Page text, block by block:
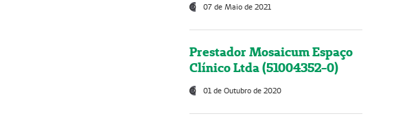
07 de Maio de 2021
Prestador Mosaicum Espaço
Clínico Ltda (51004352-0)
01 de Outubro de 2020